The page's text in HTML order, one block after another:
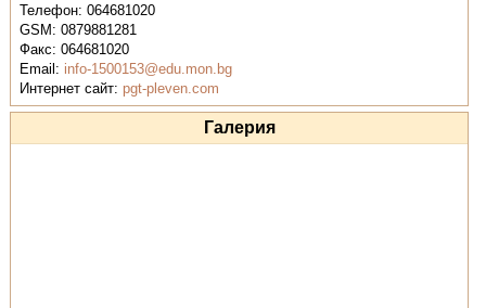
Телефон:064681020
GSM:0879881281
Факс:064681020
Email: info-1500153@edu.mon.bg
Интернет сайт:pgt-pleven.com
Галерия